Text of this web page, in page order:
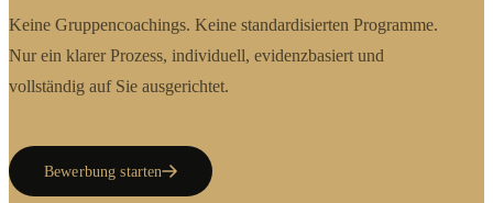
Keine Gruppencoachings. Keine standardisierten Programme.
Nur ein klarer Prozess, individuell, evidenzbasiert und
vollständig auf Sie ausgerichtet.
Bewerbung starten